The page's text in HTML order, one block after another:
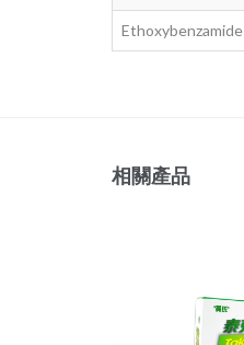
Ethoxybenzamide
相關產品